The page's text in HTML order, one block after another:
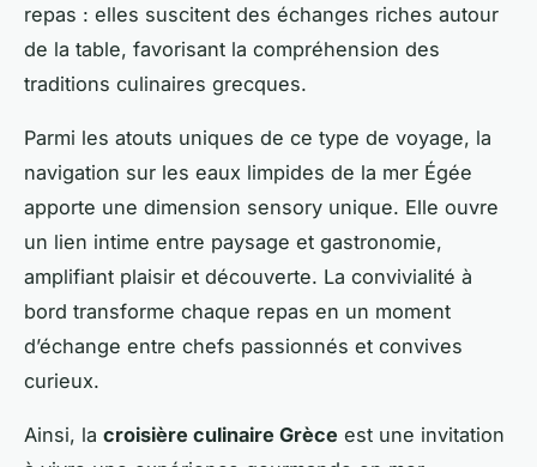
repas : elles suscitent des échanges riches autour
de la table, favorisant la compréhension des
traditions culinaires grecques.
Parmi les atouts uniques de ce type de voyage, la
navigation sur les eaux limpides de la mer Égée
apporte une dimension sensory unique. Elle ouvre
un lien intime entre paysage et gastronomie,
amplifiant plaisir et découverte. La convivialité à
bord transforme chaque repas en un moment
d’échange entre chefs passionnés et convives
curieux.
Ainsi, la croisière culinaire Grèce est une invitation